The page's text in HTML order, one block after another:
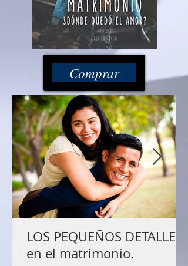
Comprar
LOS PEQUEÑOS DETALLES
en el matrimonio.